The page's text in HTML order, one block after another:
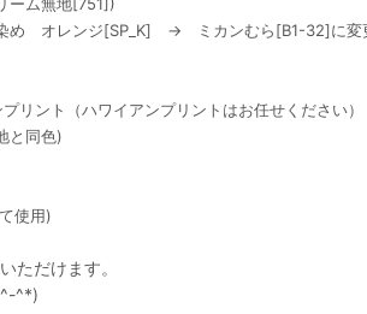
め オレンジ[SP_K] → ミカンむら[B1-32]に変
リント（ハワイアンプリントはお任せください）
と同色)
使用)
ただけます。
^*)